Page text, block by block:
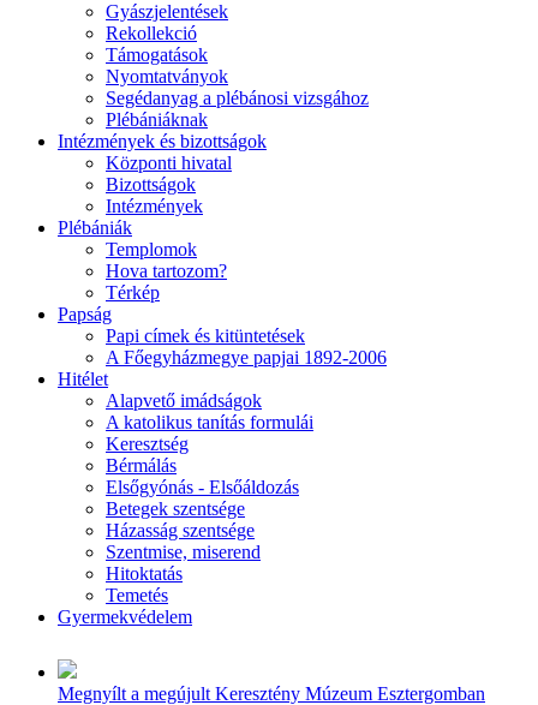
Gyászjelentések
Rekollekció
Támogatások
Nyomtatványok
Segédanyag a plébánosi vizsgához
Plébániáknak
Intézmények és bizottságok
Központi hivatal
Bizottságok
Intézmények
Plébániák
Templomok
Hova tartozom?
Térkép
Papság
Papi címek és kitüntetések
A Főegyházmegye papjai 1892-2006
Hitélet
Alapvető imádságok
A katolikus tanítás formulái
Keresztség
Bérmálás
Elsőgyónás - Elsőáldozás
Betegek szentsége
Házasság szentsége
Szentmise, miserend
Hitoktatás
Temetés
Gyermekvédelem
Megnyílt a megújult Keresztény Múzeum Esztergomban